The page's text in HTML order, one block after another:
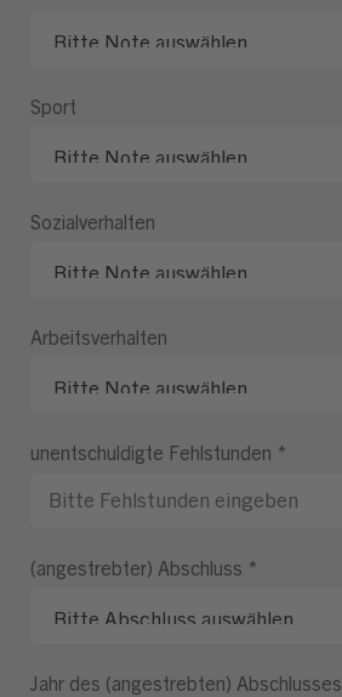
Sport
Sozialverhalten
Arbeitsverhalten
unentschuldigte Fehlstunden *
(angestrebter) Abschluss *
Jahr des (angestrebten) Abschlusses